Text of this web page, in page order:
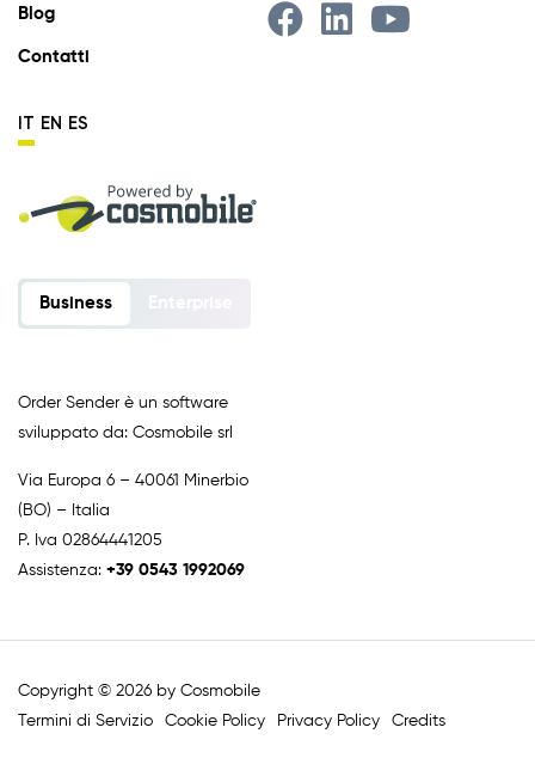
Business
Order Sender è un software
sviluppato da: Cosmobile srl
Via Europa 6 – 40061 Minerbio
(BO) – Italia
P. Iva 02864441205
Assistenza: +39 0543 1992069
Blog
Contatti
IT EN ES
Copyright © 2026 by Cosmobile
Termini di Servizio
Cookie Policy Privacy Policy Credits